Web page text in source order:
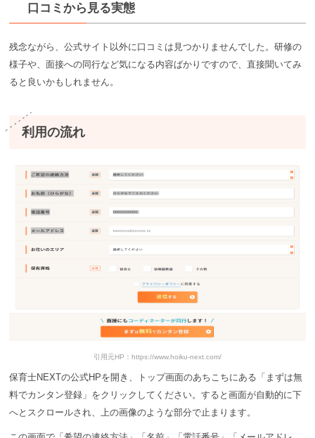
口コミから見る実態
残念ながら、公式サイト以外に口コミは見つかりませんでした。研修の
様子や、面接への同行など気になる内容ばかりですので、直接聞いてみ
ると良いかもしれません。
利用の流れ
引用元HP：https://www.hoiku-next.com/
保育⼠NEXTの公式HPを開き、トップ画面のあちこちにある「まずは無
料でカンタン登録」をクリックしてください。すると画面が自動的に下
へとスクロールされ、上の画像のような部分で止まります。